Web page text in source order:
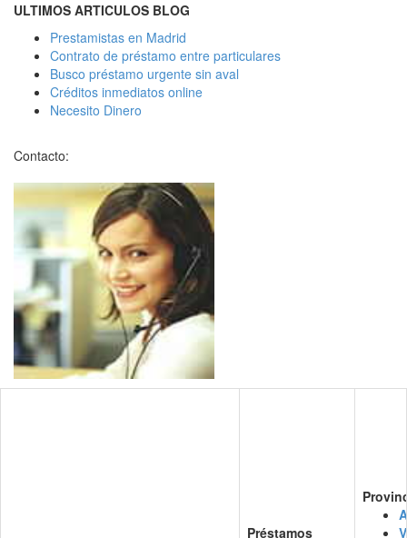
ULTIMOS ARTICULOS BLOG
Prestamistas en Madrid
Contrato de préstamo entre particulares
Busco préstamo urgente sin aval
Créditos inmediatos online
Necesito Dinero
Contacto:
Préstamos